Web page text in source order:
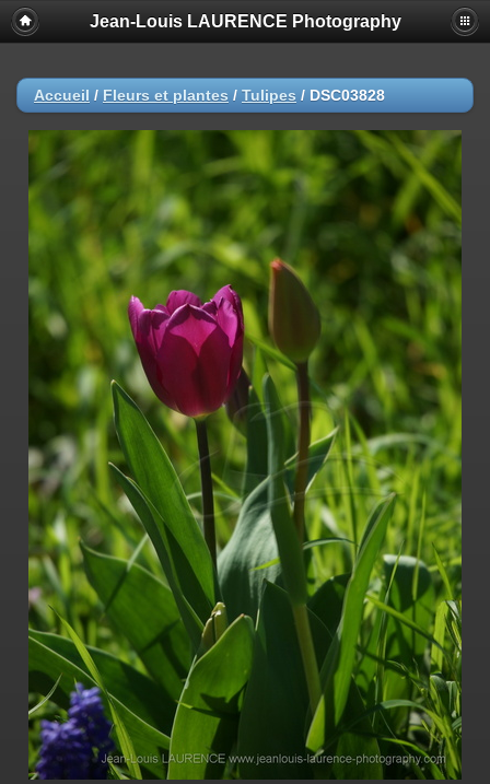
Jean-Louis LAURENCE Photography
Accueil / Fleurs et plantes / Tulipes / DSC03828